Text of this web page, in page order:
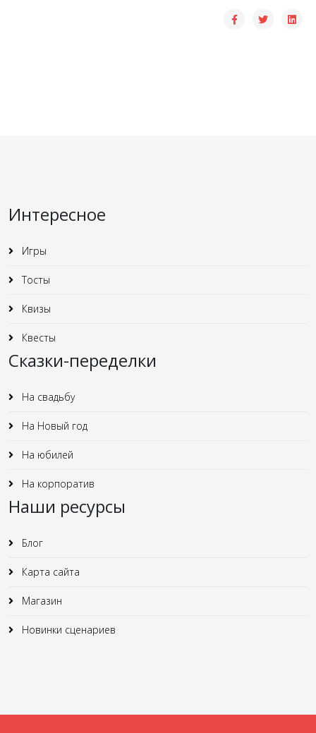
Интересное
Игры
Тосты
Квизы
Квесты
Сказки-переделки
На свадьбу
На Новый год
На юбилей
На корпоратив
Наши ресурсы
Блог
Карта сайта
Магазин
Новинки сценариев